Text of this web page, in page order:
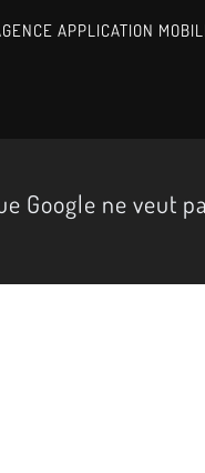
APPLICATION
Google ne veut